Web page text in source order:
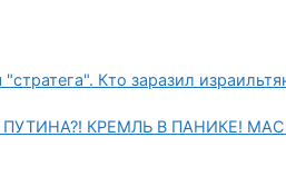
Кто заразил
КРЕМЛЬ В ПАНИКЕ!